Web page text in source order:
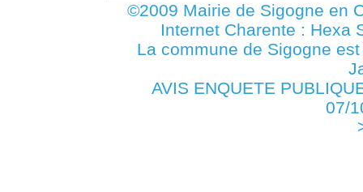
©2009 Mairie de Sigogne en
Internet Charente : Hexa
La commune de Sigogne
AVIS ENQUETE
07/